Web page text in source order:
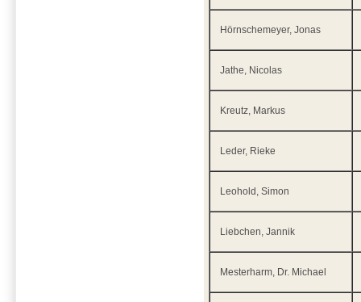
Hörnschemeyer, Jonas
Jathe, Nicolas
Kreutz, Markus
Leder, Rieke
Leohold, Simon
Liebchen, Jannik
Mesterharm, Dr. Michael